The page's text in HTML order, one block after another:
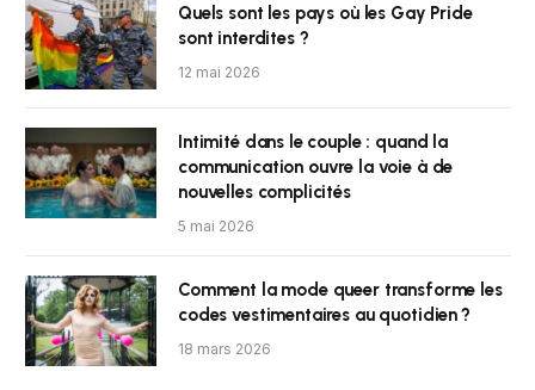
Quels sont les pays où les Gay Pride
sont interdites ?
12 mai 2026
Intimité dans le couple : quand la
communication ouvre la voie à de
nouvelles complicités
5 mai 2026
Comment la mode queer transforme les
codes vestimentaires au quotidien ?
18 mars 2026